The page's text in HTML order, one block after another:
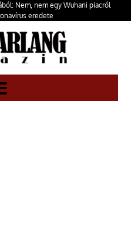
Nem, nem egy Wuhani piacról
eredete